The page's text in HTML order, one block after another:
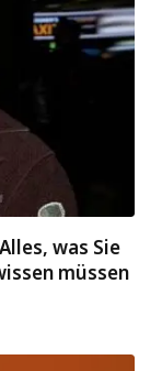
was Sie
müssen